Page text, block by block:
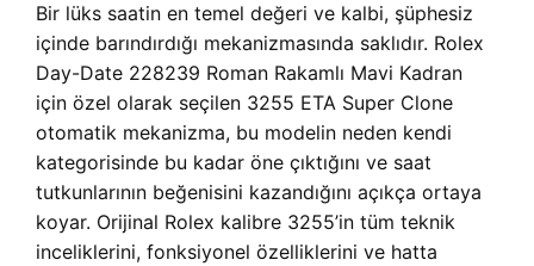
Bir lüks saatin en temel değeri ve kalbi, şüphesiz
içinde barındırdığı mekanizmasında saklıdır. Rolex
Day-Date 228239 Roman Rakamlı Mavi Kadran
için özel olarak seçilen 3255 ETA Super Clone
otomatik mekanizma, bu modelin neden kendi
kategorisinde bu kadar öne çıktığını ve saat
tutkunlarının beğenisini kazandığını açıkça ortaya
koyar. Orijinal Rolex kalibre 3255’in tüm teknik
inceliklerini, fonksiyonel özelliklerini ve hatta